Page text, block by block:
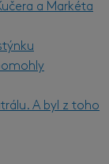
a Markéta
A byl z toho